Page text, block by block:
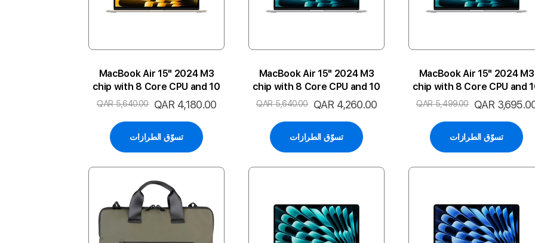
MacBook Air 15" 2024 M3
chip with 8 Core CPU and
Core GPU 8GB 256SSD 2P-
QAR
QAR 5,499.00
تسوّق الطرازات
MacBook Air 15" 2024 M3
chip with 8 Core CPU and 10
Core GPU 8GB 512SSD 2P-SL
السعر
QAR 4,260.00
QAR 5,640.00
تسوّق الطرازات
MacBook Air 15" 2024 M3
chip with 8 Core CPU and 10
Core GPU 8GB 512SSD 2P-ST
السعر
QAR 4,180.00
QAR 5,640.00
تسوّق الطرازات